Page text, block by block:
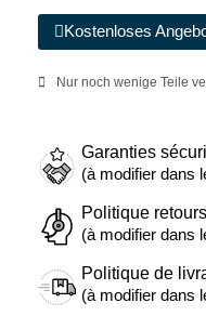
Kostenloses
Nur noch wenige Teile
Garanties
(à modifier dans
Politique retours
(à modifier dans
Politique de
(à modifier dans